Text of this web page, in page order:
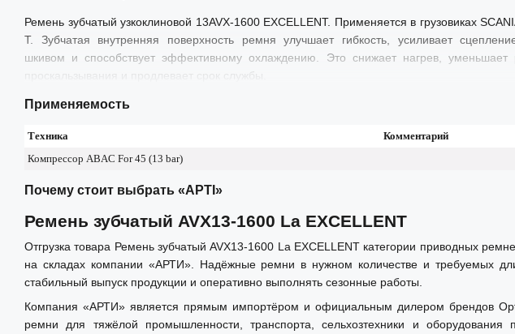
Ремень зубчатый узкоклиновой 13AVX-1600 EXCELLENT. Применяется в грузовиках
T. Зубчатая внутренняя поверхность ремня улучшает гибкость, усиливает
шкивом и способствует эффективному охлаждению. Это снижает нагрев, уменьшает
проскальзывания и продлевает срок службы.
Применяемость
Техника
Комментарий
Компрессор ABAC For 45 (13 bar)
Почему стоит выбрать «АРТІ»
Ремень зубчатый AVX13-1600 La EXCELLENT
Отгрузка товара Ремень зубчатый AVX13-1600 La EXCELLENT категории приводных
на складах компании «АРТИ». Надёжные ремни в нужном количестве и требуемых
стабильный выпуск продукции и оперативно выполнять сезонные работы.
Компания «АРТИ» является прямым импортёром и официальным дилером брендов
ремни для тяжёлой промышленности, транспорта, сельхозтехники и